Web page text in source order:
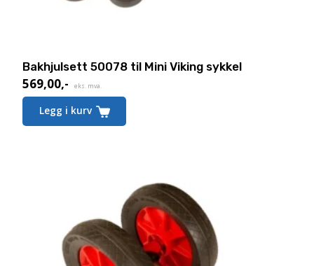
Bakhjulsett 50078 til Mini Viking sykkel
569,00,- eks. mva.
Legg i kurv